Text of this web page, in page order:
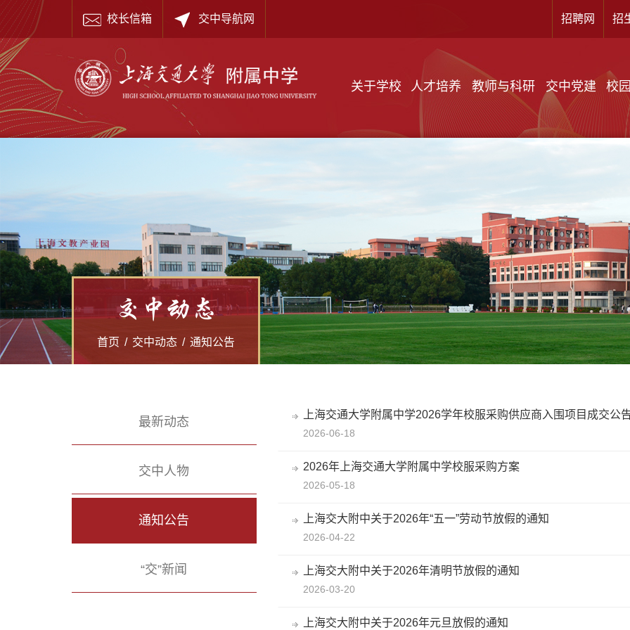
校长信箱 交中导航网 招
招聘网
关于学校 人才培养 教师与科研 交中党建 校
交中动态
首页 / 交中动态 / 通知公告
最新动态
交中人物
通知公告
“交”新闻
上海交通大学附属中学2026学年校服采购供应商入围项目成交公
2026-06-18
2026年上海交通大学附属中学校服采购方案
2026-05-18
上海交大附中关于2026年“五一”劳动节放假的通知
2026-04-22
上海交大附中关于2026年清明节放假的通知
2026-03-20
上海交大附中关于2026年元旦放假的通知